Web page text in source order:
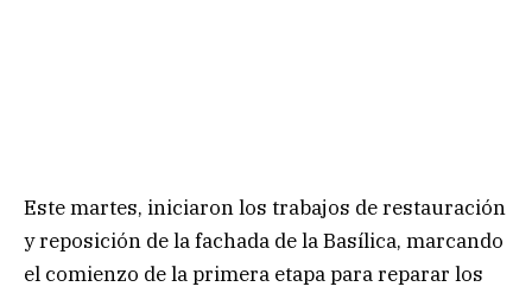
Este martes, iniciaron los trabajos de restauración
y reposición de la fachada de la Basílica, marcando
el comienzo de la primera etapa para reparar los